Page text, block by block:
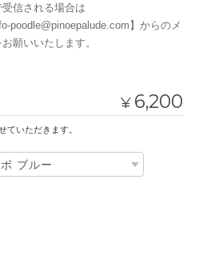
信される場合は
poodle@pinoepalude.com 】からのメ
願いいたします。
¥ 6,200
ていただきます。